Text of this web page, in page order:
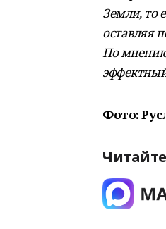
Земли, то
оставляя
По мнению
Фото: